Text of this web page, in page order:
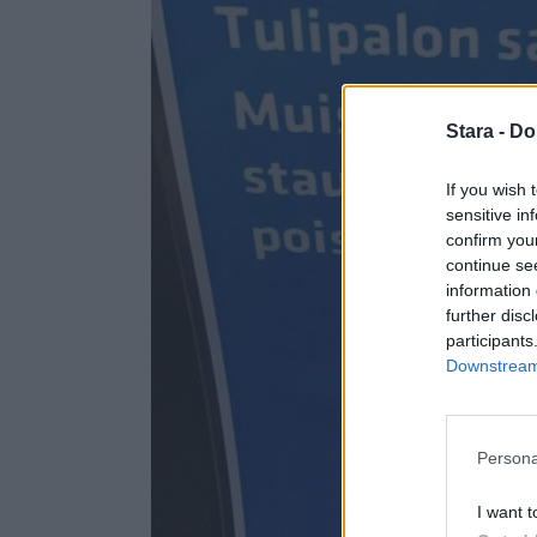
Stara -
If you wish
sensitive
confirm
continue
information
further
I want